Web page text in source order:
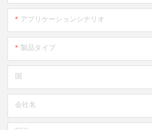
アプリケーションシナリオ
製品タイプ
国
会社名